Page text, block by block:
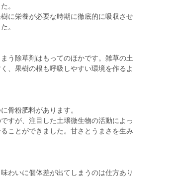
。
に栄養が必要な時期に徹底的に吸収させ
。
う除草剤はもってのほかです。雑草の土
、果樹の根も呼吸しやすい環境を作るよ
骨粉肥料があります。
すが、注目した土壌微生物の活動によっ
ことができました。甘さとうまさを生み
わいに個体差が出てしまうのは仕方あり